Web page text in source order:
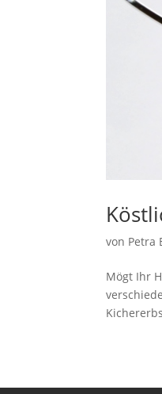
von Petra
Mögt Ihr